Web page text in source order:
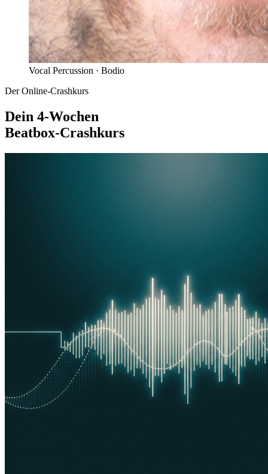
Vocal Percussion · Bodio
Der Online-Crashkurs
Dein 4-Wochen
Beatbox-Crashkurs